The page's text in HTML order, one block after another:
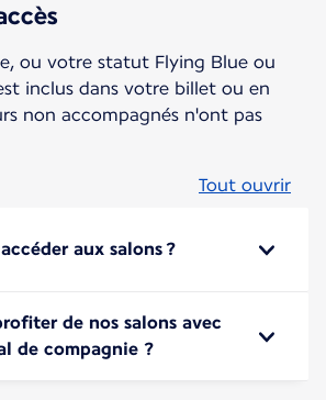
ou votre statut Flying Blue ou
inclus dans votre billet ou en
non accompagnés n'ont pas
Tout ouvrir
aux salons ?
de nos salons avec
de compagnie ?